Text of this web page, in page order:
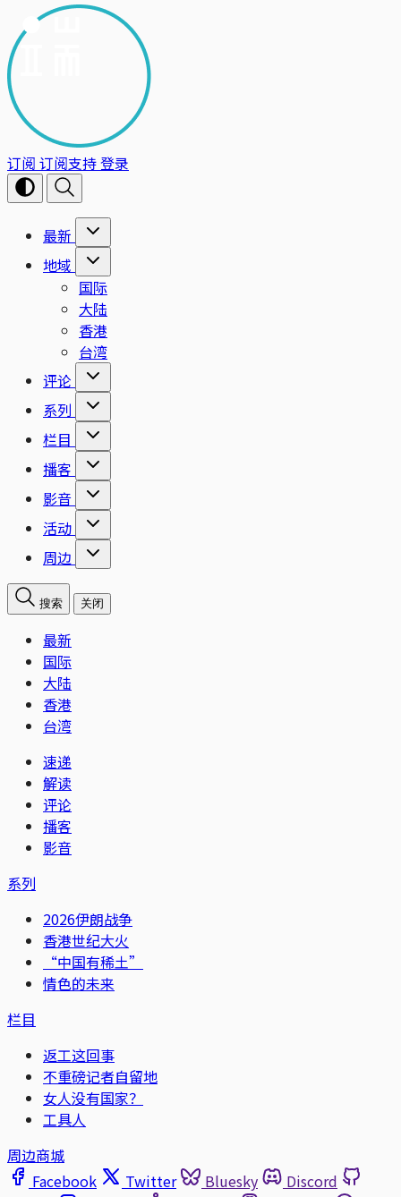
订阅 订阅支持登录
最新
地域
国际
大陆
香港
台湾
评论
系列
栏目
播客
影音
活动
周边
搜索 关闭
最新
国际
大陆
香港
台湾
速递
解读
评论
播客
影音
系列
2026伊朗战争
香港世纪大火
“中国有稀土”
情色的未来
栏目
返工这回事
不重磅记者自留地
女人没有国家？
工具人
周边商城
Facebook
Twitter Bluesky
Discord